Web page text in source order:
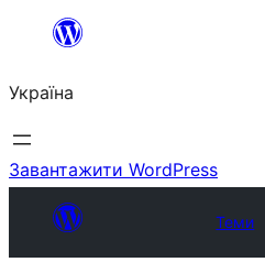
Перейти
вмісту
Україна
Завантажити WordPress
Теми